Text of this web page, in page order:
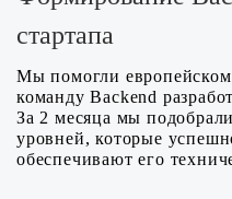
стартапа
Мы помогли
команду Backend
За 2 месяца мы
уровней, которые
обеспечивают его